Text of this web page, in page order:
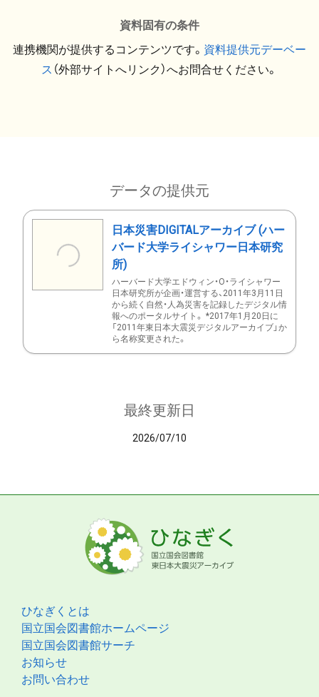
資料固有の条件
連携機関が提供するコンテンツです。 資料提供元デーベー
ス （外部サイトへリンク）へお問合せください。
データの提供元
日本災害DIGITALアーカイブ (ハー
バード大学ライシャワー日本研究
所)
ハーバード大学エドウィン・O・ライシャワー
日本研究所が企画・運営する、2011年3月11日
から続く自然・人為災害を記録したデジタル情
報へのポータルサイト。 *2017年1月20日に
「2011年東日本大震災デジタルアーカイブ」か
ら名称変更された。
最終更新日
2026/07/10
ひなぎくとは
国立国会図書館ホームページ
国立国会図書館サーチ
お知らせ
お問い合わせ